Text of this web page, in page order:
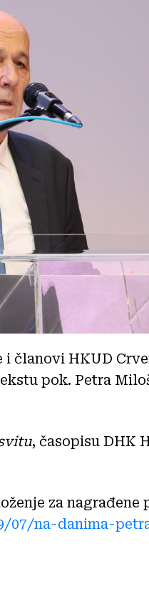
članovi HKUD
pok. Petra
, časopisu DHK
za nagrađene
07/na-danima-